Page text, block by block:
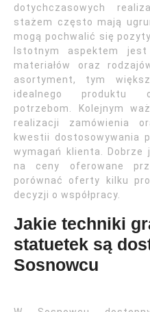
dotychczasowych
stażem często mają
mogą pochwalić się
Istotnym aspektem
materiałów oraz
asortyment, tym
idealnego produktu
potrzebom. Kolejnym
realizacji zamówienia
kwestii dostosowywania
wymagań klienta.
na ceny oferowane
porównać oferty kilku
decyzji o współpracy.
Jakie techniki
statuetek są
Sosnowcu